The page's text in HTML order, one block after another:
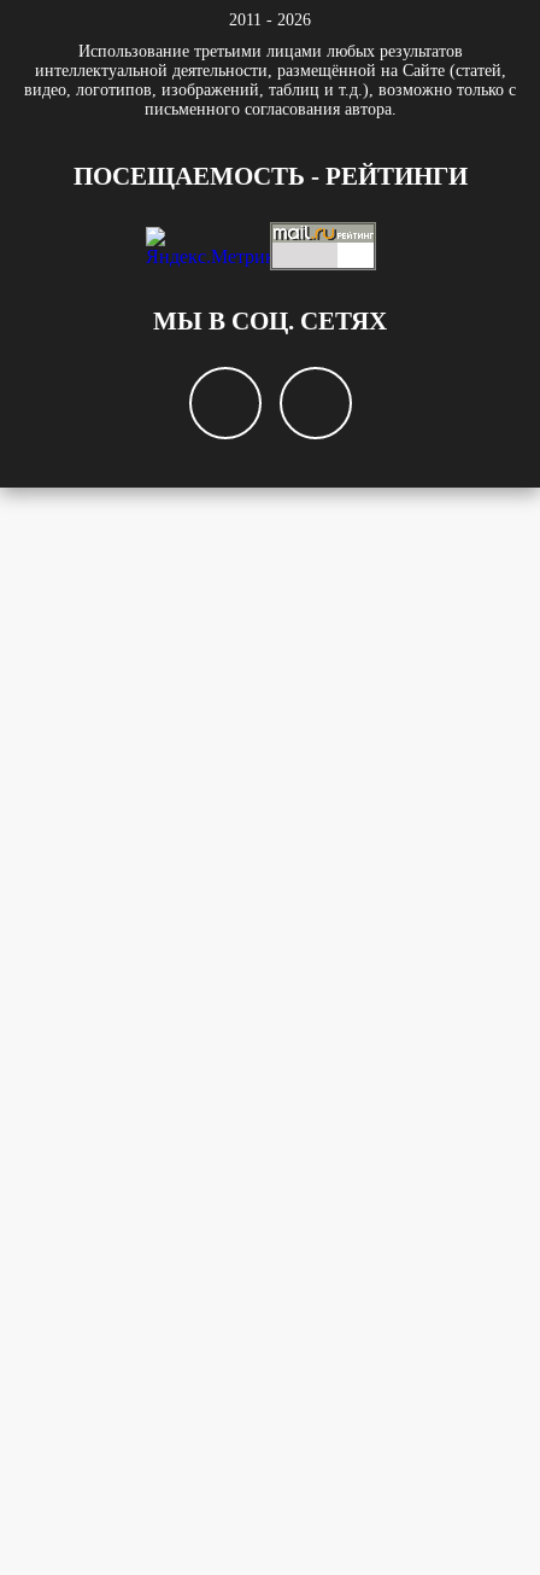
2011 - 2026
Использование третьими лицами любых результатов
интеллектуальной деятельности, размещённой на Сайте (статей,
видео, логотипов, изображений, таблиц и т.д.), возможно только с
письменного согласования автора.
ПОСЕЩАЕМОСТЬ - РЕЙТИНГИ
МЫ В СОЦ. СЕТЯХ